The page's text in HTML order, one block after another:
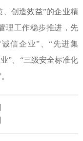
、创造效益”的企业精
理工作稳步推进，先
信企业”、“先进集
”、“三级安全标准化